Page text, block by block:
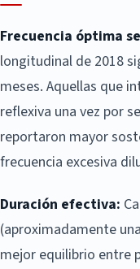
Frecuencia óptima
longitudinal de 2018
meses. Aquellas que
reflexiva una vez por
reportaron mayor
frecuencia excesiva
Duración efectiva:
(aproximadamente
mejor equilibrio entre